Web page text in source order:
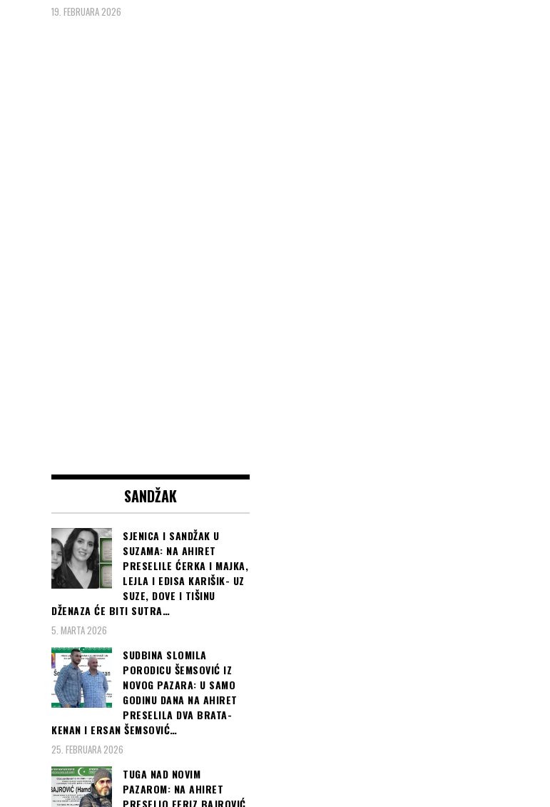
19. FEBRUARA 2026
SANDŽAK
SJENICA I SANDŽAK U
SUZAMA: NA AHIRET
PRESELILE ĆERKA I MAJKA,
LEJLA I EDISA KARIŠIK- UZ
SUZE, DOVE I TIŠINU
DŽENAZA ĆE BITI SUTRA…
5. MARTA 2026
SUDBINA SLOMILA
PORODICU ŠEMSOVIĆ IZ
NOVOG PAZARA: U SAMO
GODINU DANA NA AHIRET
PRESELILA DVA BRATA-
KENAN I ERSAN ŠEMSOVIĆ…
25. FEBRUARA 2026
TUGA NAD NOVIM
PAZAROM: NA AHIRET